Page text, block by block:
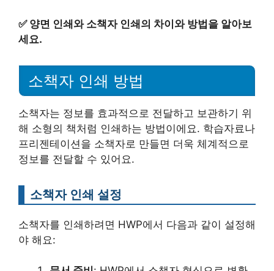
✅ 양면 인쇄와 소책자 인쇄의 차이와 방법을 알아보
세요.
소책자 인쇄 방법
소책자는 정보를 효과적으로 전달하고 보관하기 위
해 소형의 책처럼 인쇄하는 방법이에요. 학습자료나
프리젠테이션을 소책자로 만들면 더욱 체계적으로
정보를 전달할 수 있어요.
소책자 인쇄 설정
소책자를 인쇄하려면 HWP에서 다음과 같이 설정해
야 해요: